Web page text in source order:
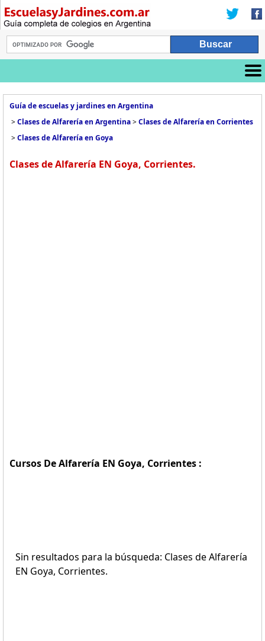
Guía de escuelas y jardines en Argentina
>Clases de Alfarería en Argentina>Clases de Alfarería en Corrientes
>Clases de Alfarería en Goya
Clases de Alfarería EN Goya, Corrientes.
Cursos De Alfarería EN Goya, Corrientes :
Sin resultados para la búsqueda: Clases de Alfarería
EN Goya, Corrientes.